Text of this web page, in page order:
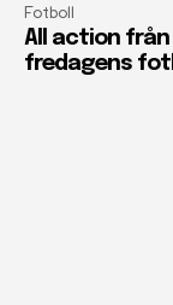
Fotboll
All action från
fredagens